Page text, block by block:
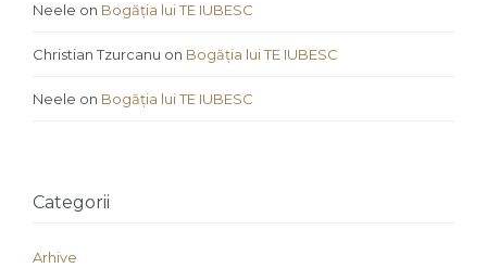
Neele on Bogăția lui TE IUBESC
Christian Tzurcanu on Bogăția lui TE IUBESC
Neele on Bogăția lui TE IUBESC
Categorii
Arhive